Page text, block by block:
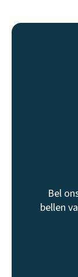
Bel
bellen